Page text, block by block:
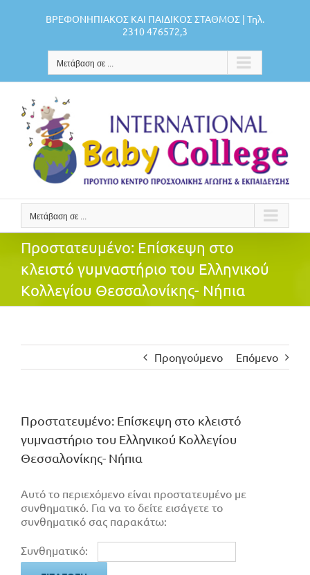
ΒΡΕΦΟΝΗΠΙΑΚΟΣ ΚΑΙ ΠΑΙΔΙΚΟΣ ΣΤΑΘΜΟΣ | Τηλ.
2310 476572,3
Μετάβαση σε ...
Μετάβαση σε ...
Πρoστατευμένο: Επίσκεψη στο
κλειστό γυμναστήριο του Ελληνικού
Κολλεγίου Θεσσαλονίκης- Νήπια
Προηγούμενο Επόμενο
Πρoστατευμένο: Επίσκεψη στο κλειστό
γυμναστήριο του Ελληνικού Κολλεγίου
Θεσσαλονίκης- Νήπια
Αυτό το περιεχόμενο είναι προστατευμένο με
συνθηματικό. Για να το δείτε εισάγετε το
συνθηματικό σας παρακάτω:
Συνθηματικό: